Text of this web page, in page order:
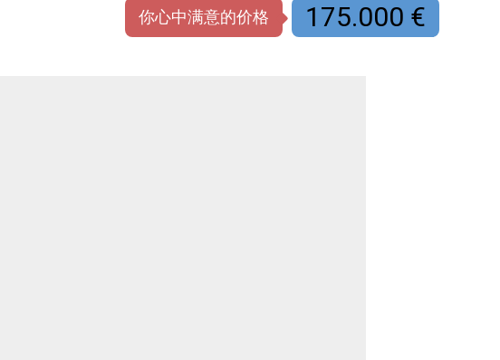
你心中满意的价格 175.000 €